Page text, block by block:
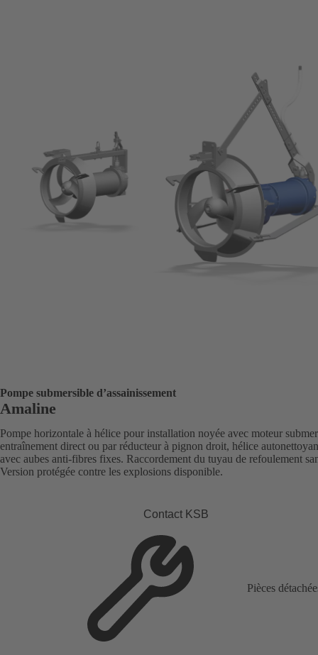
Pompe submersible d’assainissement
Amaline
Pompe horizontale à hélice pour installation noyée avec moteur
entraînement direct ou par réducteur à pignon droit, hélice
avec aubes anti-fibres fixes. Raccordement du tuyau de refoulement
Version protégée contre les explosions disponible.
Contact KSB
Pièces